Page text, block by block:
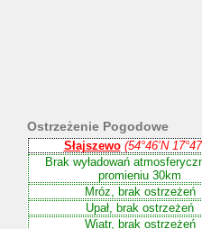
Ostrzeżenie Pogodowe